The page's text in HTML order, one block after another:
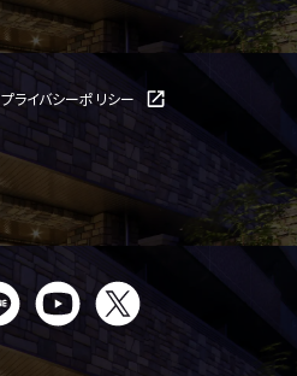
プライバシーポリシー